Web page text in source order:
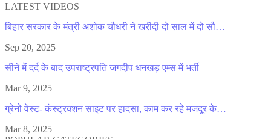
LATEST VIDEOS
बिहार सरकार के मंत्री अशोक चौधरी ने खरीदी दो साल में दो सौ…
Sep 20, 2025
सीने में दर्द के बाद उपराष्ट्रपति जगदीप धनखड़ एम्स में भर्ती
Mar 9, 2025
ग्रेनो वेस्ट- कंस्ट्रक्शन साइट पर हादसा, काम कर रहे मजदूर के…
Mar 8, 2025